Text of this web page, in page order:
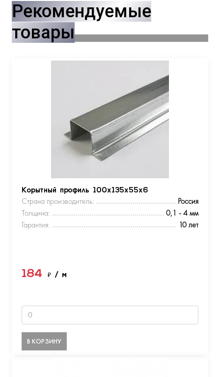
Рекомендуемые
товары
Корытный профиль 100х135х55х6
Страна производитель:
Россия
Толщина:
0,1 - 4 мм
Гарантия:
10 лет
184 ₽ / м
В КОРЗИНУ